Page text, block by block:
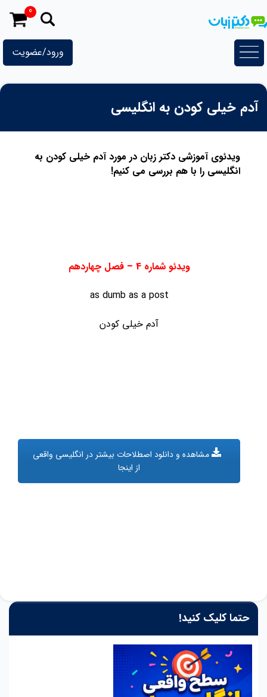
به
ورود/عضویت
0
حتما کلیک کنید!
آدم خیلی کودن به انگلیسی
ویدئوی آموزشی دکتر زبان در مورد آدم خیلی کودن به
انگلیسی را با هم بررسی می کنیم!
ویدئو شماره 4 – فصل چهاردهم
as dumb as a post
آدم خیلی کودن
مشاهده و دانلود اصطلاحات بیشتر در انگلیسی واقعی
از اینجا